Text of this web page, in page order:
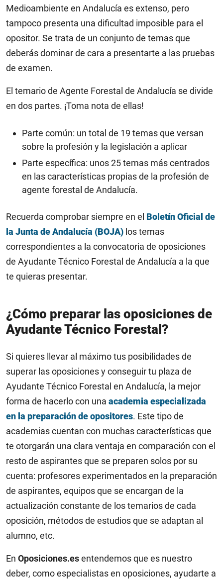
Medioambiente en Andalucía es extenso, pero
tampoco presenta una dificultad imposible para el
opositor. Se trata de un conjunto de temas que
deberás dominar de cara a presentarte a las pruebas
de examen.
El temario de Agente Forestal de Andalucía se divide
en dos partes. ¡Toma nota de ellas!
Parte común: un total de 19 temas que versan
sobre la profesión y la legislación a aplicar
Parte específica: unos 25 temas más centrados
en las características propias de la profesión de
agente forestal de Andalucía.
Recuerda comprobar siempre en el Boletín Oficial de
la Junta de Andalucía (BOJA) los temas
correspondientes a la convocatoria de oposiciones
de Ayudante Técnico Forestal de Andalucía a la que
te quieras presentar.
¿Cómo preparar las oposiciones de
Ayudante Técnico Forestal?
Si quieres llevar al máximo tus posibilidades de
superar las oposiciones y conseguir tu plaza de
Ayudante Técnico Forestal en Andalucía, la mejor
forma de hacerlo con una academia especializada
en la preparación de opositores. Este tipo de
academias cuentan con muchas características que
te otorgarán una clara ventaja en comparación con el
resto de aspirantes que se preparen solos por su
cuenta: profesores experimentados en la preparación
de aspirantes, equipos que se encargan de la
actualización constante de los temarios de cada
oposición, métodos de estudios que se adaptan al
alumno, etc.
En Oposiciones.esentendemos que es nuestro
deber, como especialistas en oposiciones, ayudarte a